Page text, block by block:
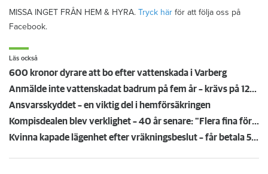
MISSA INGET FRÅN HEM & HYRA. Tryck här för att följa oss på
Facebook.
Läs också
600 kronor dyrare att bo efter vattenskada i Varberg
Anmälde inte vattenskadat badrum på fem år – krävs på 125 000 kronor
Ansvarsskyddet – en viktig del i hemförsäkringen
Kompisdealen blev verklighet – 40 år senare: "Flera fina fördelar med att dela bostad"
Kvinna kapade lägenhet efter vräkningsbeslut – får betala 50 000